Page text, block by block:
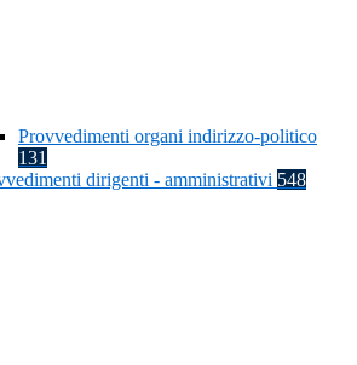
Provvedimenti organi indirizzo-politico
131
dirigenti - amministrativi 548